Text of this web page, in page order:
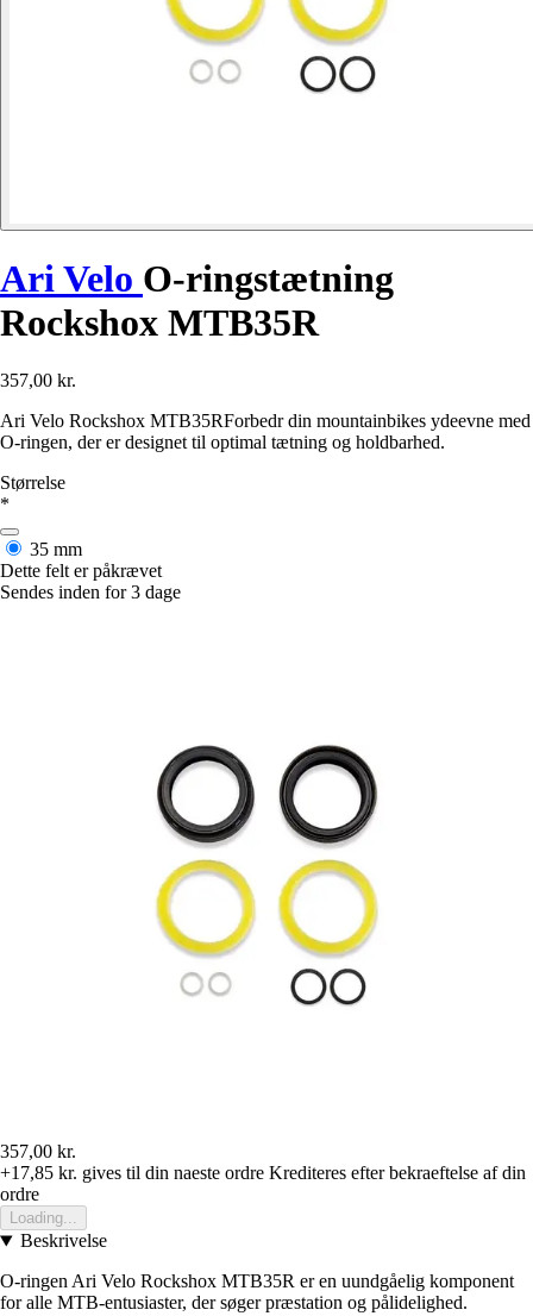
Ari Velo O-ringstætning
Rockshox MTB35R
357,00 kr.
Ari Velo Rockshox MTB35RForbedr din mountainbikes ydeevne med
O-ringen, der er designet til optimal tætning og holdbarhed.
Størrelse
*
35 mm
Dette felt er påkrævet
Sendes inden for 3 dage
357,00 kr.
+17,85 kr. gives til din naeste ordre Krediteres efter bekraeftelse af din
ordre
Loading...
Beskrivelse
O-ringen Ari Velo Rockshox MTB35R er en uundgåelig komponent
for alle MTB-entusiaster, der søger præstation og pålidelighed.